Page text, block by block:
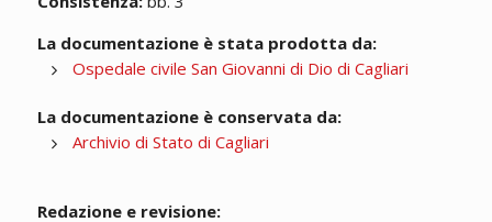
La documentazione è stata prodotta da:
Ospedale civile San Giovanni di Dio di Cagliari
La documentazione è conservata da:
Archivio di Stato di Cagliari
Redazione e revisione: